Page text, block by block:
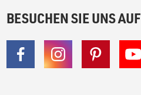
BESUCHEN SIE UNS AUF